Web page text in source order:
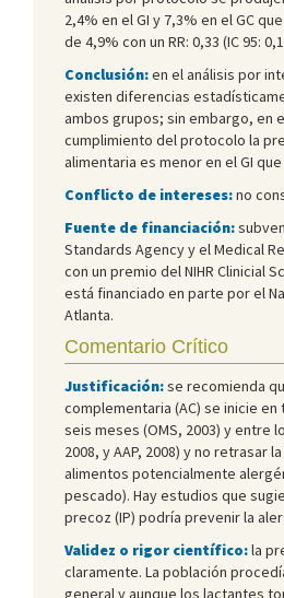
2,4% en el GI y 7,3% en el GC
de 4,9% con un RR: 0,33 (IC 95:
Conclusión:en el análisis por
existen diferencias
ambos grupos; sin embargo, en
cumplimiento del protocolo la
alimentaria es menor en el GI que
Conflicto de intereses:no
Fuente de financiación:
Standards Agency y el Medical
con un premio del NIHR Clinicial
está financiado en parte por el
Atlanta.
Comentario Crítico
Justificación:se recomienda
complementaria (AC) se inicie
seis meses (OMS, 2003) y entre
2008, y AAP, 2008) y no retrasar
alimentos potencialmente
pescado). Hay estudios que
precoz (IP) podría prevenir la
Validez o rigor científico:la
claramente. La población
general y aunque los lactantes